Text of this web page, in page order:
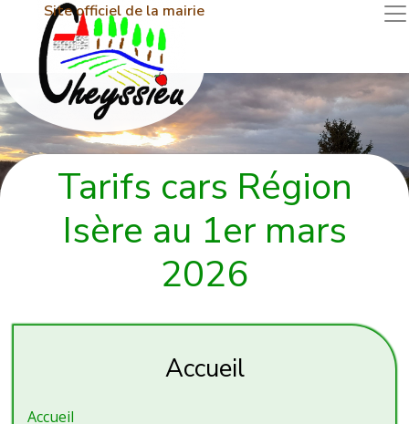
Site officiel de la mairie
Tarifs cars Région
Isère au 1er mars
2026
Accueil
Accueil